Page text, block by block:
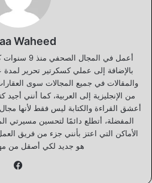
Waheed
أعمل في
بالإضافة إلى عملي كسكرتير تحرير لمدة
والمقالات في جميع المجالات سوى
من الإنجليزية إلى العربية، كما أنني
أعشق القراءة والكتابة ليس فقط لأنها
المفضلة، أتطلع دائمًا لتحسين مسيرتي
الأماكن التي اعتز بأنني جزء من فريق
هو جديد لكي أصقل من